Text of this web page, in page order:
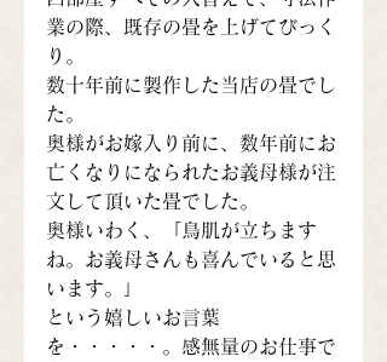
業の際、既存の畳を上げてびっく
り。
数十年前に製作した当店の畳でし
た。
奥様がお嫁入り前に、数年前にお
亡くなりになられたお義母様が注
文して頂いた畳でした。
奥様いわく、「鳥肌が立ちます
ね。お義母さんも喜んでいると思
います。」
という嬉しいお言葉
を・・・・・。感無量のお仕事で